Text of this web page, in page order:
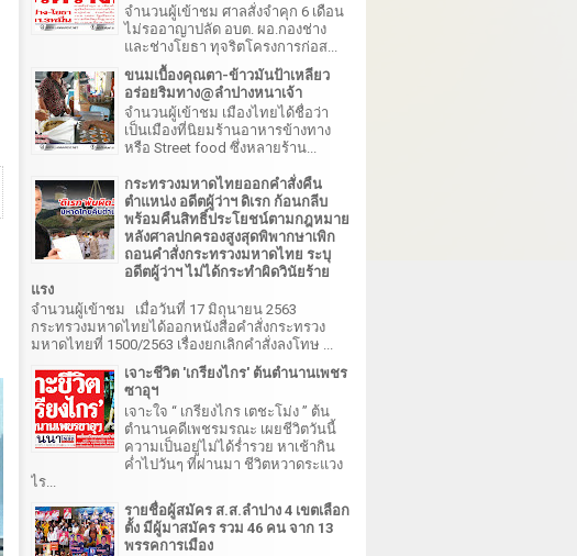
จำนวนผู้เข้าชม ศาลสั่งจำคุก 6 เดือน
ไม่รออาญาปลัด อบต. ผอ.กองช่าง
และช่างโยธา ทุจริตโครงการก่อส...
ขนมเบื้องคุณตา-ข้าวมันป้าเหลียว
อร่อยริมทาง@ลำปางหนาเจ้า
จำนวนผู้เข้าชม เมืองไทยได้ชื่อว่า
เป็นเมืองที่นิยมร้านอาหารข้างทาง
หรือ Street food ซึ่งหลายร้าน...
กระทรวงมหาดไทยออกคำสั่งคืน
ตำแหน่ง อดีตผู้ว่าฯ ดิเรก ก้อนกลีบ
พร้อมคืนสิทธิ์ประโยชน์ตามกฎหมาย
หลังศาลปกครองสูงสุดพิพากษาเพิก
ถอนคำสั่งกระทรวงมหาดไทย ระบุ
อดีตผู้ว่าฯ ไม่ได้กระทำผิดวินัยร้าย
แรง
จำนวนผู้เข้าชม เมื่อวันที่ 17 มิถุนายน 2563
กระทรวงมหาดไทยได้ออกหนังสือคำสั่งกระทรวง
มหาดไทยที่ 1500/2563 เรื่องยกเลิกคำสั่งลงโทษ ...
เจาะชีวิต 'เกรียงไกร' ต้นตำนานเพชร
ซาอุฯ
เจาะใจ “ เกรียงไกร เตชะโม่ง ” ต้น
ตำนานคดีเพชรมรณะ เผยชีวิตวันนี้
ความเป็นอยู่ไม่ได้ร่ำรวย หาเช้ากิน
ค่ำไปวันๆ ที่ผ่านมา ชีวิตหวาดระแวง
ไร...
รายชื่อผู้สมัคร ส.ส.ลำปาง 4 เขตเลือก
ตั้ง มีผู้มาสมัคร รวม 46 คน จาก 13
พรรคการเมือง